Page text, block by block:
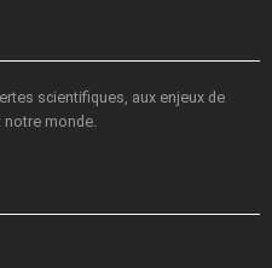
scientifiques, aux enjeux de
notre monde.